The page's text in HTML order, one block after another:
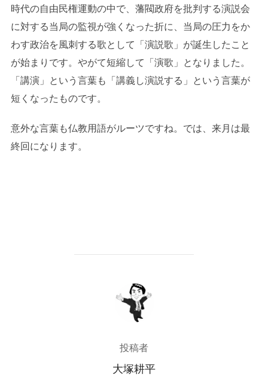
時代の自由民権運動の中で、藩閥政府を批判する演説会
に対する当局の監視が強くなった折に、当局の圧力をか
わす政治を風刺する歌として「演説歌」が誕生したこと
が始まりです。やがて短縮して「演歌」となりました。
「講演」という言葉も「講義し演説する」という言葉が
短くなったものです。
意外な言葉も仏教用語がルーツですね。では、来月は最
終回になります。
投稿者
投稿者
大塚耕平